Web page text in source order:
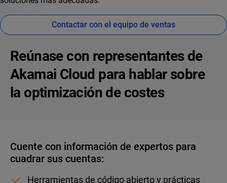
Contactar con el equipo de ventas
Reúnase con representantes de
Akamai Cloud para hablar sobre
la optimización de costes
Cuente con información de expertos para
cuadrar sus cuentas:
Herramientas de código abierto y prácticas